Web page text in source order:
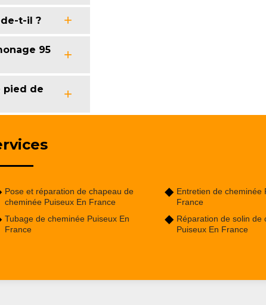
t-il ?
95
pied de
Pose et réparation de chapeau de
cheminée Puiseux En France
Tubage de cheminée Puiseux En
France
Entretien de cheminée
France
Réparation de solin de
Puiseux En France